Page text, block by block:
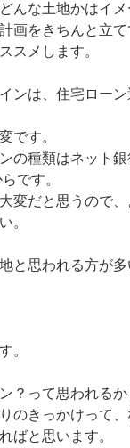
んな土地かはイ
画をきちんと立
スメします。
ンは、住宅ローン
です。
の種類はネット銀
です。
変だと思うので
。
と思われる方が
。
？って思われる
のきっかけって、
ばと思います。